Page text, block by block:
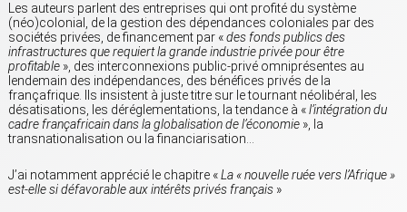
Les auteurs parlent des entreprises qui ont profité du système
(néo)colonial, de la gestion des dépendances coloniales par des
sociétés privées, de financement par «des fonds publics des
infrastructures que requiert la grande industrie privée pour être
profitable », des interconnexions public-privé omniprésentes au
lendemain des indépendances, des bénéfices privés de la
françafrique. Ils insistent à juste titre sur le tournant néolibéral, les
désatisations, les déréglementations, la tendance à «l’intégration du
cadre françafricain dans la globalisation de l’économie », la
transnationalisation ou la financiarisation…
J’ai notamment apprécié le chapitre «La « nouvelle ruée vers l’Afrique »
est-elle si défavorable aux intérêts privés français »